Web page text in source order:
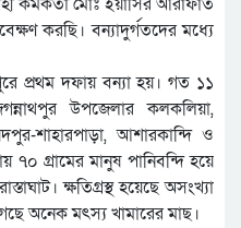
কর্মকর্তা মোঃ ইয়াসির আরাফাত
করছি। বন্যাদুর্গতদের মধ্যে
প্রথম দফায় বন্যা হয়। গত ১১
উপজেলার কলকলিয়া,
শাহারপাড়া, আশারকান্দি ও
৭০ গ্রামের মানুষ পানিবন্দি হয়ে
ক্ষতিগ্রস্থ হয়েছে অসংখ্যা
অনেক মৎস্য খামারের মাছ।